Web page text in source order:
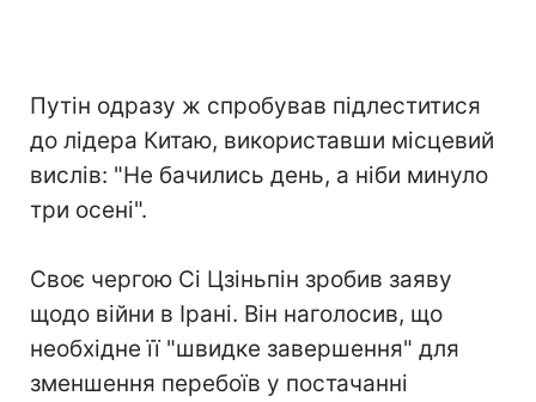
Путін одразу ж спробував підлеститися
до лідера Китаю, використавши місцевий
вислів: "Не бачились день, а ніби минуло
три осені".
Своє чергою Сі Цзіньпін зробив заяву
щодо війни в Ірані. Він наголосив, що
необхідне її "швидке завершення" для
зменшення перебоїв у постачанні